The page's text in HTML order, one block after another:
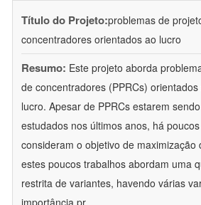
Título do Projeto:problemas de
concentradores orientados ao lucro
Resumo: Este projeto aborda
de concentradores (PPRCs)
lucro. Apesar de PPRCs estarem
estudados nos últimos anos, há
consideram o objetivo de maximização
estes poucos trabalhos abordam uma
restrita de variantes, havendo várias